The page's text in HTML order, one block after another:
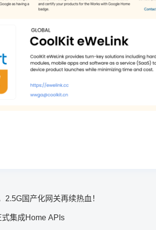
国产化网关再续热血！
集成Home APIs